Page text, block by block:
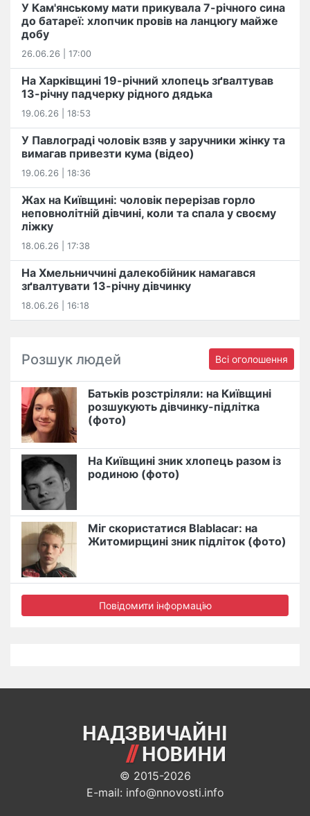
У Кам'янському мати прикувала 7-річного сина
до батареї: хлопчик провів на ланцюгу майже
добу
26.06.26 | 17:00
На Харківщині 19-річний хлопець​ ️зґвалтував
13-річну падчерку рідного дядька
19.06.26 | 18:53
У Павлограді чоловік взяв у заручники жінку та
вимагав привезти кума (відео)
19.06.26 | 18:36
Жах на Київщині: чоловік перерізав горло
неповнолітній дівчині, коли та спала у своєму
ліжку
18.06.26 | 17:38
На Хмельниччині далекобійник намагався
зґвалтувати 13-річну дівчинку
18.06.26 | 16:18
Розшук людей Всі оголошення
Батьків розстріляли: на Київщині
розшукують дівчинку-підлітка
(фото)
На Київщині зник хлопець разом із
родиною (фото)
Міг скористатися Blablacar: на
Житомирщині зник підліток (фото)
Повідомити інформацію
© 2015-2026
E-mail: info@nnovosti.info